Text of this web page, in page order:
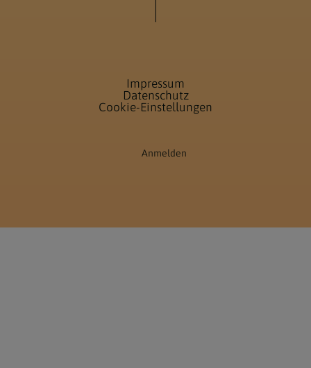
Impressum
Datenschutz
Cookie-Einstellungen
Anmelden